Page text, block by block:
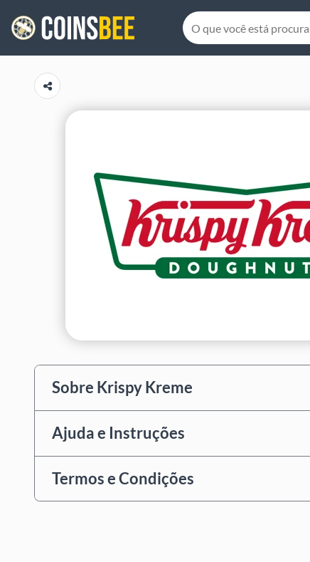
Sobre Krispy Kreme
Ajuda e Instruções
Termos e Condições